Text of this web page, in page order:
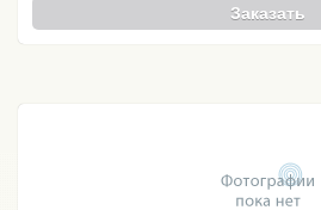
Заказать